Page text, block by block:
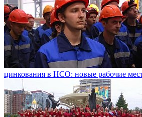
цинкования в НСО: новые рабочие